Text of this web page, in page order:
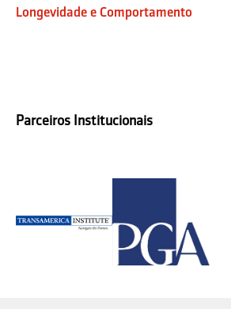
Longevidade e Comportamento
Parceiros Institucionais